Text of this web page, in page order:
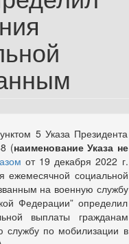
5 Указа Президента
(наименование Указа не
от 19 декабря 2022 г.
ежемесячной социальной
на военную службу
Федерации” определил
выплаты гражданам
службу по мобилизации в